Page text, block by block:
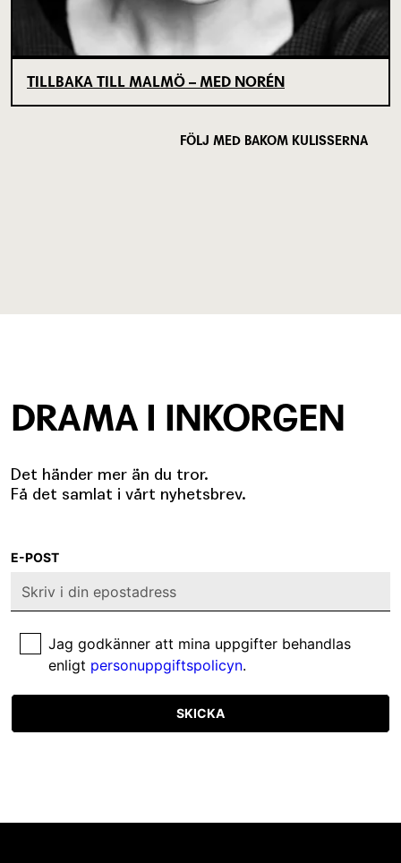
TILLBAKA TILL MALMÖ – MED NORÉN
FÖLJ MED BAKOM KULISSERNA
DRAMA I INKORGEN
Det händer mer än du tror.
Få det samlat i vårt nyhetsbrev.
E-POST
Jag godkänner att mina uppgifter behandlas
enligt personuppgiftspolicyn.
SKICKA